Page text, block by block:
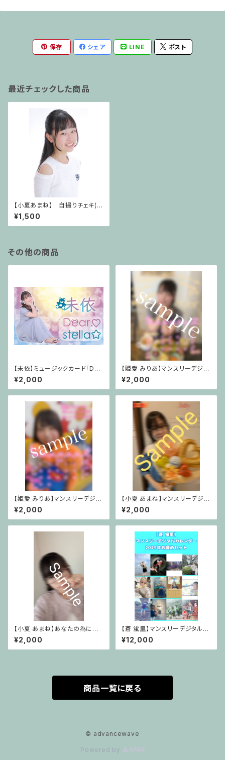
保存 シェア LINE ポスト
最近チェックした商品
【小夏あまね】 自撮りチェキ(サ
イン無し)
¥1,500
その他の商品
【未依】ミュージックカード｢Dea
r.♡/stella☆｣【mii】
¥2,000
【姫愛 みりあ】マンスリーデジタ
ルカレンダー2026年8月Ver.
¥2,000
【姫愛 みりあ】マンスリーデジタ
ルカレンダー2026年6月Ver.
¥2,000
【小夏 あまね】マンスリーデジタ
ルカレンダー2026年7月Ver.
¥2,000
【小夏 あまね】あなたの為に落
書きフォト※特別個別メッセージ
付き【2026年6月Ver.】
¥2,000
【蒼 蛍里】マンスリーデジタルカ
レンダー2025年お纏めセット
¥12,000
商品一覧に戻る
© advancewave
Powered by